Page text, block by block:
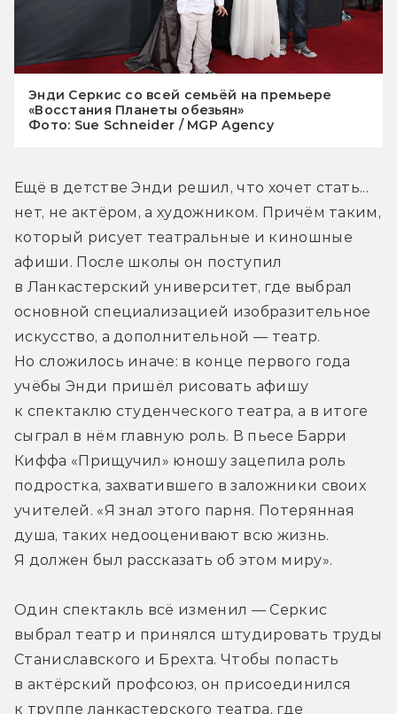
Энди Серкис со всей семьёй на премьере
«Восстания Планеты обезьян»
Фото: Sue Schneider / MGP Agency
Ещё в детстве Энди решил, что хочет стать...
нет, не актёром, а художником. Причём таким,
который рисует театральные и киношные
афиши. После школы он поступил
в Ланкастерский университет, где выбрал
основной специализацией изобразительное
искусство, а дополнительной — театр.
Но сложилось иначе: в конце первого года
учёбы Энди пришёл рисовать афишу
к спектаклю студенческого театра, а в итоге
сыграл в нём главную роль. В пьесе Барри
Киффа «Прищучил» юношу зацепила роль
подростка, захватившего в заложники своих
учителей. «Я знал этого парня. Потерянная
душа, таких недооценивают всю жизнь.
Я должен был рассказать об этом миру».
Один спектакль всё изменил — Серкис
выбрал театр и принялся штудировать труды
Станиславского и Брехта. Чтобы попасть
в актёрский профсоюз, он присоединился
к труппе ланкастерского театра, где